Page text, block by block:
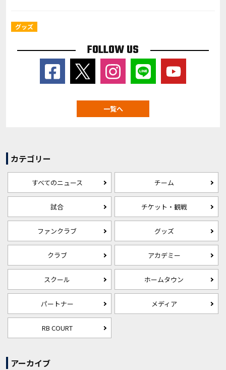
グッズ
FOLLOW US
一覧へ
カテゴリー
すべてのニュース チーム
試合 チケット・観戦
ファンクラブ グッズ
クラブ アカデミー
スクール ホームタウン
パートナー メディア
RB COURT
アーカイブ